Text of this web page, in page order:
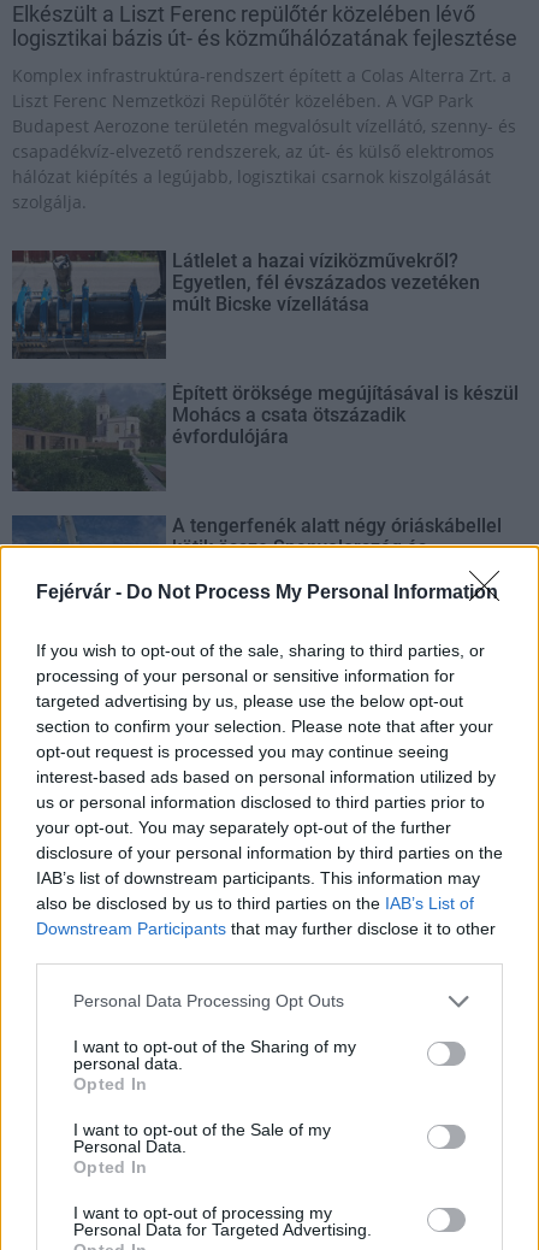
Fejérvár - Do Not Process My Personal Information
If you wish to opt-out of the sale, sharing to third parties, or
processing of your personal or sensitive information for
targeted advertising by us, please use the below opt-out
section to confirm your selection. Please note that after your
opt-out request is processed you may continue seeing
interest-based ads based on personal information utilized by
us or personal information disclosed to third parties prior to
your opt-out. You may separately opt-out of the further
disclosure of your personal information by third parties on the
IAB’s list of downstream participants. This information may
also be disclosed by us to third parties on the IAB’s List of
Downstream Participants that may further disclose it to other
Please note that this website/app uses one or more Google
not limited to your visit or usage behaviour. You may click to
grant or deny consent to Google and its third-party tags to
use your data for below specified purposes in below Google
consent section.
Personal Data Processing Opt Outs
I want to opt-out of the Sharing of my
personal data.
Opted In
I want to opt-out of the Sale of my
Personal Data.
Opted In
I want to opt-out of processing my
Personal Data for Targeted Advertising.
Elkészült a Liszt Ferenc repülőtér közelében lévő
logisztikai bázis út- és közműhálózatának fejlesztése
Komplex infrastruktúra-rendszert épített a Colas Alterra Zrt. a
Liszt Ferenc Nemzetközi Repülőtér közelében. A VGP Park
Budapest Aerozone területén megvalósult vízellátó, szenny- és
csapadékvíz-elvezető rendszerek, az út- és külső elektromos
hálózat kiépítés a legújabb, logisztikai csarnok kiszolgálását
szolgálja.
Látlelet a hazai víziközművekről?
Egyetlen, fél évszázados vezetéken
múlt Bicske vízellátása
Épített öröksége megújításával is készül
Mohács a csata ötszázadik
évfordulójára
A tengerfenék alatt négy óriáskábellel
kötik össze Spanyolország és
hálózatát
Még több zöld, még több virág és új
játszótér Debrecen egyik legfontosabb
terén
AJÁNLJUK MÉG
Helyi hírek
belvárosa